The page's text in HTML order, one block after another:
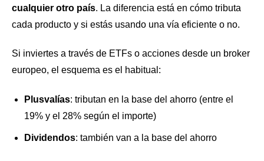
cualquier otro país. La diferencia está en cómo tributa
cada producto y si estás usando una vía eficiente o no.
Si inviertes a través de ETFs o acciones desde un broker
europeo, el esquema es el habitual:
Plusvalías: tributan en la base del ahorro (entre el
19% y el 28% según el importe)
Dividendos: también van a la base del ahorro